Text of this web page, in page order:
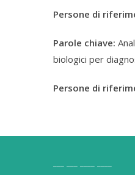
Persone di
Parole chiave:
biologici per
Persone di